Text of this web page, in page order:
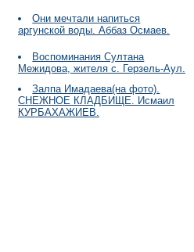
Они мечтали напиться
аргунской воды. Аббаз Осмаев.
Воспоминания Султана
Межидова, жителя с. Герзель-Аул.
Залпа Имадаева(на фото).
СНЕЖНОЕ КЛАДБИЩЕ. Исмаил
КУРБАХАЖИЕВ.